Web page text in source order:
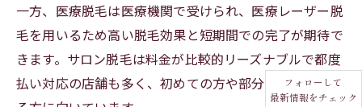
一方、医療脱毛は医療機関で受けられ、医療レーザー脱
毛を用いるため高い脱毛効果と短期間での完了が期待で
きます。サロン脱毛は料金が比較的リーズナブルで都度
払い対応の店舗も多く、初めての方や部分脱毛を希望す
フォローして
最新情報をチェック